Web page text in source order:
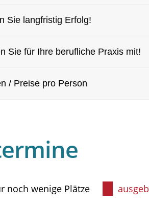
Sie langfristig Erfolg!
Sie für Ihre berufliche Praxis mit!
/ Preise pro Person
noch wenige Plätze